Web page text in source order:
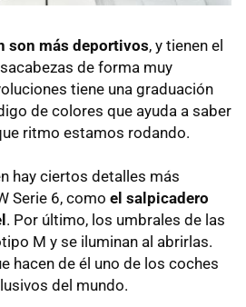
son más deportivos, y tienen el
de forma muy
tiene una graduación
de colores que ayuda a saber
ritmo estamos rodando.
hay ciertos detalles más
Serie 6, como el salpicadero
. Por último, los umbrales de las
M y se iluminan al abrirlas.
hacen de él uno de los coches
del mundo.